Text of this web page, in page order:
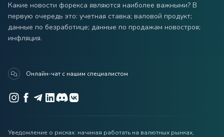
Какие новости форекса являются наиболее важными? В
первую очередь это: учетная ставка; валовой продукт;
данные по безработице; данные по продажам новостроя;
инфляция.
Онлайн-чат с нашим специалистом
Уведомление о рисках: начиная работать на валютных рынках,